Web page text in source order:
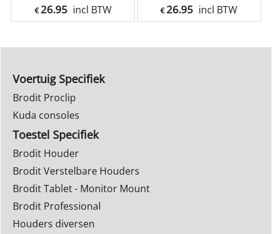
€ 26.95 incl BTW € 26.95 incl BTW
Voertuig Specifiek
Brodit Proclip
Kuda consoles
Toestel Specifiek
Brodit Houder
Brodit Verstelbare Houders
Brodit Tablet - Monitor Mount
Brodit Professional
Houders diversen